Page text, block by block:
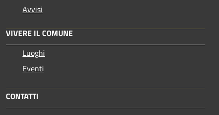
Avvisi
VIVERE IL COMUNE
Luoghi
Eventi
CONTATTI